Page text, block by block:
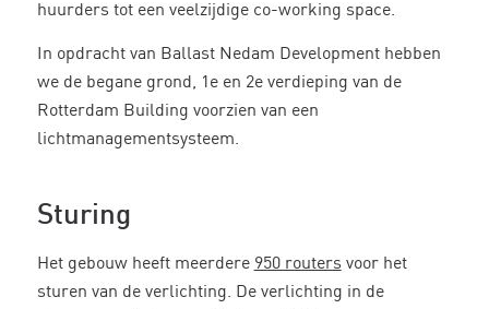
huurders tot een veelzijdige co-working space.
In opdracht van Ballast Nedam Development hebben
we de begane grond, 1e en 2e verdieping van de
Rotterdam Building voorzien van een
lichtmanagementsysteem.
Sturing
Het gebouw heeft meerdere 950 routers voor het
sturen van de verlichting. De verlichting in de